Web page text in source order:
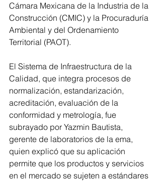
Cámara Mexicana de la Industria de la
Construcción (CMIC) y la Procuraduría
Ambiental y del Ordenamiento
Territorial (PAOT).
El Sistema de Infraestructura de la
Calidad, que integra procesos de
normalización, estandarización,
acreditación, evaluación de la
conformidad y metrología, fue
subrayado por Yazmin Bautista,
gerente de laboratorios de la ema,
quien explicó que su aplicación
permite que los productos y servicios
en el mercado se sujeten a estándares